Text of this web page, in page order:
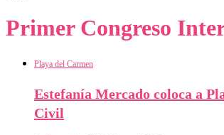
Primer Congreso
Playa del Carmen
Estefanía Mercado coloca a
Civil